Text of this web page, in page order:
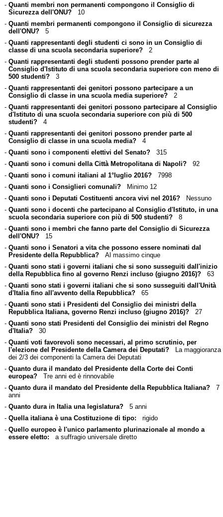
- Quanti membri non permanenti compongono il Consiglio di
Sicurezza dell'ONU?10
- Quanti membri permanenti compongono il Consiglio di sicurezza
dell'ONU?5
- Quanti rappresentanti degli studenti ci sono in un Consiglio di
classe di una scuola secondaria superiore?2
- Quanti rappresentanti degli studenti possono prender parte al
Consiglio d'Istituto di una scuola secondaria superiore con meno di
500 studenti?3
- Quanti rappresentanti dei genitori possono partecipare a un
Consiglio di classe in una scuola media superiore?2
- Quanti rappresentanti dei genitori possono partecipare al Consiglio
d'Istituto di una scuola secondaria superiore con più di 500
studenti?4
- Quanti rappresentanti dei genitori possono prender parte al
Consiglio di classe in una scuola media?4
- Quanti sono i componenti elettivi del Senato?315
- Quanti sono i comuni della Città Metropolitana di Napoli?92
- Quanti sono i comuni italiani al 1°luglio 2016?7998
- Quanti sono i Consiglieri comunali?Minimo 12
- Quanti sono i Deputati Costituenti ancora vivi nel 2016?Nessuno
- Quanti sono i docenti che partecipano al Consiglio d'Istituto, in una
scuola secondaria superiore con più di 500 studenti?8
- Quanti sono i membri che fanno parte del Consiglio di Sicurezza
dell'ONU?15
- Quanti sono i Senatori a vita che possono essere nominati dal
Presidente della Repubblica?Al massimo cinque
- Quanti sono stati i governi italiani che si sono susseguiti dall'inizio
della Repubblica fino al governo Renzi incluso (giugno 2016)?63
- Quanti sono stati i governi italiani che si sono susseguiti dall'Unità
d'Italia fino all'avvento della Repubblica?65
- Quanti sono stati i Presidenti del Consiglio dei ministri della
Repubblica Italiana, governo Renzi incluso (giugno 2016)?27
- Quanti sono stati Presidenti del Consiglio dei ministri del Regno
d'Italia?30
- Quanti voti favorevoli sono necessari, al primo scrutinio, per
l'elezione del Presidente della Camera dei Deputati?La maggioranza
dei 2/3 dei componenti la Camera dei Deputati
- Quanto dura il mandato del Presidente della Corte dei Conti
europea?Tre anni ed è rinnovabile
- Quanto dura il mandato del Presidente della Repubblica Italiana?7
anni
- Quanto dura in Italia una legislatura?5 anni
- Quella italiana è una Costituzione di tipo: rigido
- Quello europeo è l'unico parlamento plurinazionale al mondo a
essere eletto: a suffragio universale diretto